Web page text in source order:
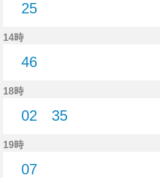
25
14時
46
18時
02
35
19時
07